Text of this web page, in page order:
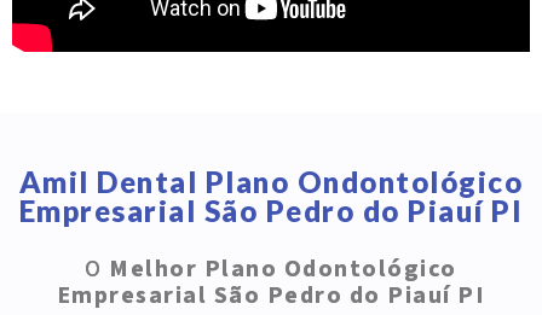
Amil Dental Plano Ondontológico
Empresarial São Pedro do Piauí PI
O Melhor Plano Odontológico
Empresarial São Pedro do Piauí PI